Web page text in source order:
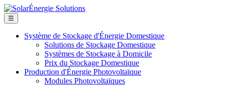
☰
Système de Stockage d'Énergie Domestique
Solutions de Stockage Domestique
Systèmes de Stockage à Domicile
Prix du Stockage Domestique
Production d'Énergie Photovoltaïque
Modules Photovoltaïques